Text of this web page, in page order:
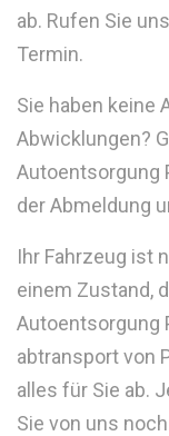
ab. Rufen Sie
Termin.
Sie haben keine
Abwicklungen?
Autoentsorgung
der Abmeldung
Ihr Fahrzeug ist
einem Zustand,
Autoentsorgung
abtransport von
alles für Sie ab.
Sie von uns